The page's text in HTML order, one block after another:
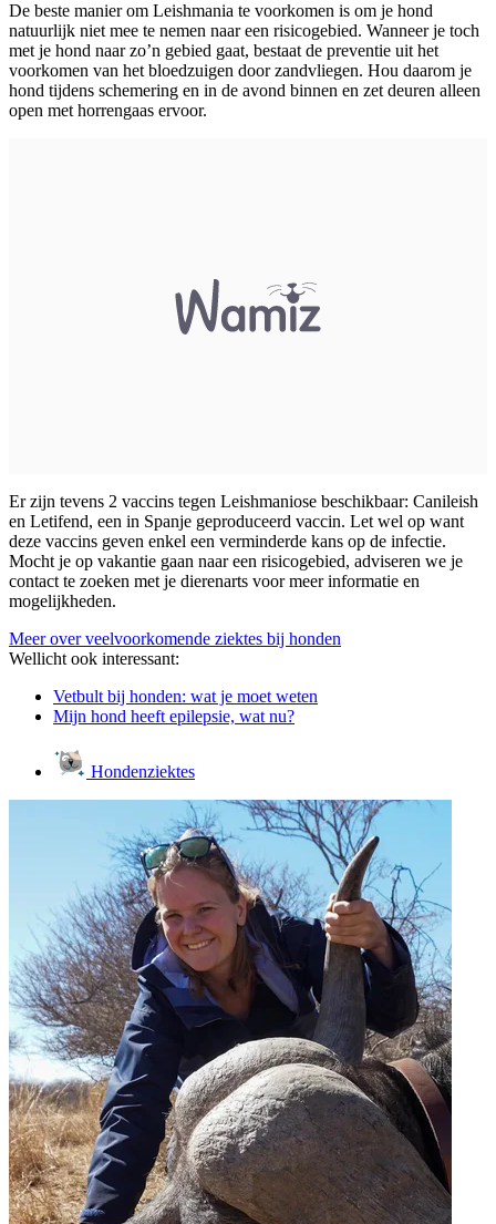
De beste manier om Leishmania te voorkomen is om je hond
natuurlijk niet mee te nemen naar een risicogebied. Wanneer je toch
met je hond naar zo’n gebied gaat, bestaat de preventie uit het
voorkomen van het bloedzuigen door zandvliegen. Hou daarom je
hond tijdens schemering en in de avond binnen en zet deuren alleen
open met horrengaas ervoor.
Er zijn tevens 2 vaccins tegen Leishmaniose beschikbaar: Canileish
en Letifend, een in Spanje geproduceerd vaccin. Let wel op want
deze vaccins geven enkel een verminderde kans op de infectie.
Mocht je op vakantie gaan naar een risicogebied, adviseren we je
contact te zoeken met je dierenarts voor meer informatie en
mogelijkheden.
Meer over veelvoorkomende ziektes bij honden
Wellicht ook interessant:
Vetbult bij honden: wat je moet weten
Mijn hond heeft epilepsie, wat nu?
Hondenziektes